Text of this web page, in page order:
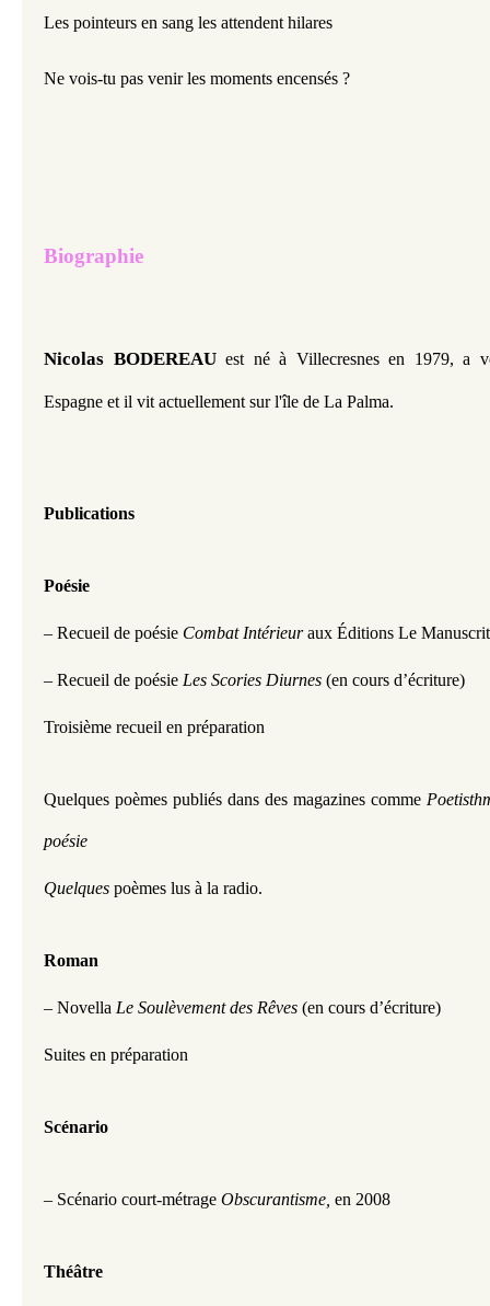
Les pointeurs en sang les attendent hilares
Ne vois-tu pas venir les moments encensés ?
Biographie
Nicolas BODEREAU est né à Villecresnes en 1979, a
Espagne et il vit actuellement sur l'île de La Palma.
Publications
Poésie
– Recueil de poésie Combat Intérieur aux Éditions Le
– Recueil de poésie Les Scories Diurnes (en cours d’écriture)
Troisième recueil en préparation
Quelques poèmes publiés dans des magazines comme
poésie
Quelques poèmes lus à la radio.
Roman
– Novella Le Soulèvement des Rêves (en cours d’écriture)
Suites en préparation
Scénario
– Scénario court-métrage Obscurantisme, en 2008
Théâtre